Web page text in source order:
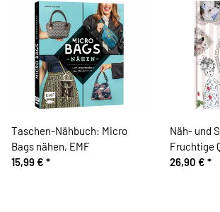
Taschen-Nähbuch: Micro
Bags nähen, EMF
15,99 € *
Näh- und
Fruchtige
26,90 € *